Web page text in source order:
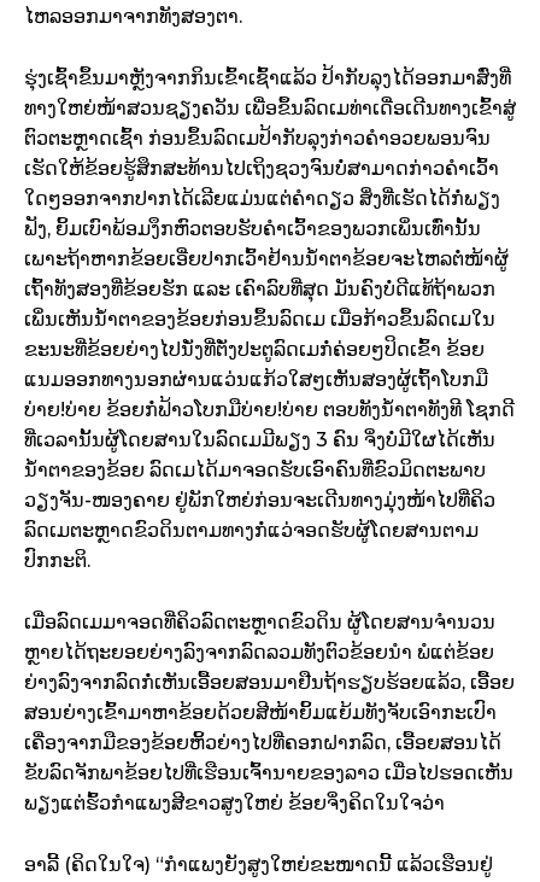
ໄຫລອອກມາຈາກທັງສອງຕາ.​
ຮຸ່ງເຊົ້າຂຶ້ນມາຫຼັງຈາກກິນເຂົ້າເຊົ້າແລ້ວ ປ້າກັບລຸງໄດ້ອອກມາສົ່ງທີ່
ທາງໃຫຍ່ໜ້າສວນຊຽງຄວັນ ເພື່ອຂຶ້ນລົດເມທ່າເດື່ອເດີນທາງເຂົ້າສູ່
ຕົວຕະຫຼາດເຊົ້າ ກ່ອນຂຶ້ນລົດເມປ້າກັບລຸງກ່າວຄຳອວຍພອນຈົນ
ເຮັດໃຫ້ຂ້ອຍຮູ້ສຶກສະທ້ານໄປເຖິງຊວງຈົນບໍ່ສາມາດກ່າວຄຳເວົ້າ
ໃດໆອອກຈາກປາກໄດ້ເລີຍແມ່ນແຕ່ຄຳດຽວ ສິ່ງທີ່ເຮັດໄດ້ກໍ່ພຽງ
ຟັງ, ຍິ້ມເບົາພ້ອມງຶກຫົວຕອບຮັບຄຳເວົ້າຂອງພວກເພິ່ນເທົ່ານັ້ນ
ເພາະຖ້າຫາກຂ້ອຍເອີ່ຍປາກເວົ້າຢ້ານນ້ຳຕາຂ້ອຍຈະໄຫລຕໍ່ໜ້າຜູ້
ເຖົ້າທັງສອງທີ່ຂ້ອຍຮັກ ແລະ ເຄົາລົບທີ່ສຸດ ມັນຄົງບໍ່ດີແທ້ຖ້າພວກ
ເພິ່ນເຫັນນ້ຳຕາຂອງຂ້ອຍກ່ອນຂຶ້ນລົດເມ ເມື່ອກ້າວຂຶ້ນລົດເມໃນ
ຂະນະທີ່ຂ້ອຍຍ່າງໄປນັ່ງທີ່ຕັ່ງປະຕູລົດເມກໍ່ຄ່ອຍໆປິດເຂົ້າ ຂ້ອຍ
ແນມອອກທາງນອກຜ່ານແວ່ນແກ້ວໃສໆເຫັນສອງຜູ້ເຖົ້າໂບກມື
ບ່າຍ!ບ່າຍ ຂ້ອຍກໍ່ຟ້າວໂບກມືບ່າຍ!ບ່າຍ ຕອບທັງນ້ຳຕາທັງທີ ໂຊກດີ
ທີ່ເວລານັ້ນຜູ້ໂດຍສານໃນລົດເມມີພຽງ 3 ຄົນ ຈິ່ງບໍ່ມີໃຜໄດ້ເຫັນ
ນ້ຳຕາຂອງຂ້ອຍ ລົດເມໄດ້ມາຈອດຮັບເອົາຄົນທີ່ຂົວມິດຕະພາບ
ວຽງຈັນ-ໜອງຄາຍ ຢູ່ພັກໃຫຍ່ກ່ອນຈະເດີນທາງມຸ່ງໜ້າໄປທີ່ຄິວ
ລົດເມຕະຫຼາດຂົວດິນຕາມທາງກໍ່ແວ່ຈອດຮັບຜູ້ໂດຍສານຕາມ
ປົກກະຕິ.
ເມື່ອລົດເມມາຈອດທີ່ຄິວລົດຕະຫຼາດຂົວດິນ ຜູ້ໂດຍສານຈຳນວນ
ຫຼາຍໄດ້ຖະຍອຍຍ່າງລົງຈາກລົດລວມທັງຕົວຂ້ອຍນຳ ພໍແຕ່ຂ້ອຍ
ຍ່າງລົງຈາກລົດກໍ່ເຫັນເອື້ອຍສອນມາຢືນຖ້າຮຽບຮ້ອຍແລ້ວ, ເອື້ອຍ
ສອນຍ່າງເຂົ້າມາຫາຂ້ອຍດ້ວຍສີໜ້າຍິ້ມແຍ້ມທັງຈັບເອົາກະເປົາ
ເຄື່ອງຈາກມືຂອງຂ້ອຍຫິ້ວຍ່າງໄປທີ່ຄອກຝາກລົດ, ເອື້ອຍສອນໄດ້
ຂັບລົດຈັກພາຂ້ອຍໄປທີ່ເຮືອນເຈົ້ານາຍຂອງລາວ ເມື່ອໄປຮອດເຫັນ
ພຽງແຕ່ຮົ້ວກຳແພງສີຂາວສູງໃຫຍ່ ຂ້ອຍຈິ່ງຄິດໃນໃຈວ່າ
ອາລີ້ (ຄິດໃນໃຈ) “ກຳແພງຍັງສູງໃຫຍ່ຂະໜາດນີ້ ແລ້ວເຮືອນຢູ່